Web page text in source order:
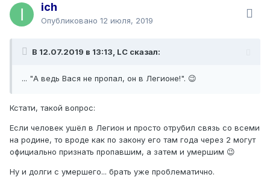
ich
Опубликовано 12 июля, 2019
В 12.07.2019 в 13:13, LC сказал:
... "А ведь Вася не пропал, он в Легионе!". 😉
Кстати, такой вопрос:
Если человек ушёл в Легион и просто отрубил связь со всеми
на родине, то вроде как по закону его там года через 2 могут
официально признать пропавшим, а затем и умершим 😉
Ну и долги с умершего... брать уже проблематично.